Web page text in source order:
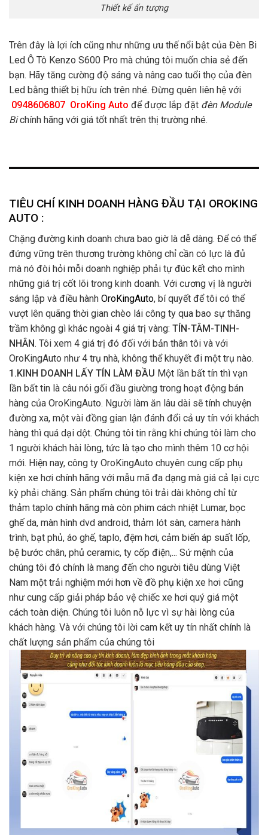
Thiết kế ấn tượng
Trên đây là lợi ích cũng như những ưu thế nổi bật của Đèn Bi
Led Ô Tô Kenzo S600 Pro mà chúng tôi muốn chia sẻ đến
bạn. Hãy tăng cường độ sáng và nâng cao tuổi thọ của đèn
Led bằng thiết bị hữu ích trên nhé. Đừng quên liên hệ với
0948606807 OroKing Auto để được lắp đặt đèn Module
Bichính hãng với giá tốt nhất trên thị trường nhé.
TIÊU CHÍ KINH DOANH HÀNG ĐẦU TẠI OROKING
AUTO :
Chặng đường kinh doanh chưa bao giờ là dễ dàng. Để có thể
đứng vững trên thương trường không chỉ cần có lực là đủ
mà nó đòi hỏi mỗi doanh nghiệp phải tự đúc kết cho mình
những giá trị cốt lõi trong kinh doanh. Với cương vị là người
sáng lập và điều hành OroKingAuto, bí quyết để tôi có thể
vượt lên quãng thời gian chèo lái công ty qua bao sự thăng
trầm không gì khác ngoài 4 giá trị vàng: TÍN-TÂM-TINH-
NHÂN. Tôi xem 4 giá trị đó đối với bản thân tôi và với
OroKingAuto như 4 trụ nhà, không thể khuyết đi một trụ nào.
1.KINH DOANH LẤY TÍN LÀM ĐẦU Một lần bất tín thì vạn
lần bất tin là câu nói gối đầu giường trong hoạt động bán
hàng của OroKingAuto. Người làm ăn lâu dài sẽ tính chuyện
đường xa, một vài đồng gian lận đánh đổi cả uy tín với khách
hàng thì quá dại dột. Chúng tôi tin rằng khi chúng tôi làm cho
1 người khách hài lòng, tức là tạo cho mình thêm 10 cơ hội
mới. Hiện nay, công ty OroKingAuto chuyên cung cấp phụ
kiện xe hơi chính hãng với mẫu mã đa dạng mà giá cả lại cực
kỳ phải chăng. Sản phẩm chúng tôi trải dài không chỉ từ
thảm taplo chính hãng mà còn phim cách nhiệt Lumar, bọc
ghế da, màn hình dvd android, thảm lót sàn, camera hành
trình, bạt phủ, áo ghế, taplo, đệm hơi, cảm biến áp suất lốp,
bệ bước chân, phủ ceramic, ty cốp điện,... Sứ mệnh của
chúng tôi đó chính là mang đến cho người tiêu dùng Việt
Nam một trải nghiệm mới hơn về đồ phụ kiện xe hơi cũng
như cung cấp giải pháp bảo vệ chiếc xe hơi quý giá một
cách toàn diện. Chúng tôi luôn nỗ lực vì sự hài lòng của
khách hàng. Và với chúng tôi lời cam kết uy tín nhất chính là
chất lượng sản phẩm của chúng tôi